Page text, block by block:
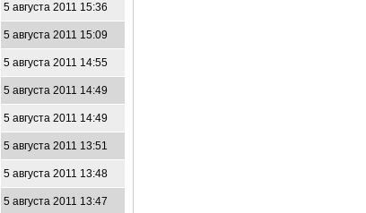
5 августа 2011 15:36
5 августа 2011 15:09
5 августа 2011 14:55
5 августа 2011 14:49
5 августа 2011 14:49
5 августа 2011 13:51
5 августа 2011 13:48
5 августа 2011 13:47